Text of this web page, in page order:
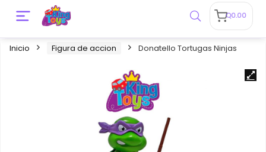
Q0.00
Inicio Figura de accion Donatello Tortugas Ninjas